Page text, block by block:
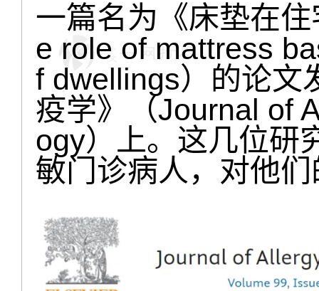
一篇名为《床垫在
e role of mattress
f dwellings）的论文
疫学》（Journal of
ogy）上。这几位研
敏门诊病人，对他